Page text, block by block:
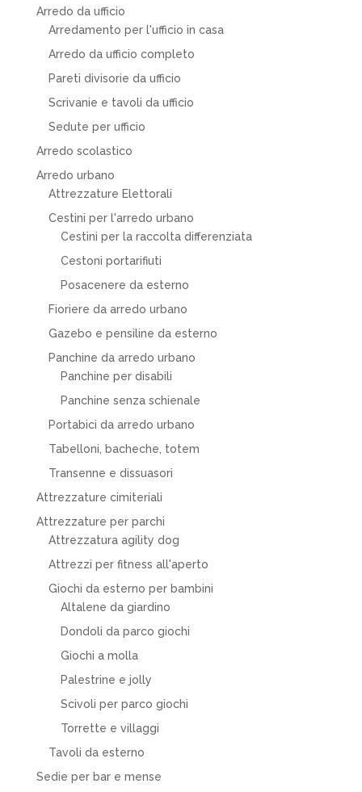
Arredo da ufficio
Arredamento per l'ufficio in casa
Arredo da ufficio completo
Pareti divisorie da ufficio
Scrivanie e tavoli da ufficio
Sedute per ufficio
Arredo scolastico
Arredo urbano
Attrezzature Elettorali
Cestini per l'arredo urbano
Cestini per la raccolta differenziata
Cestoni portarifiuti
Posacenere da esterno
Fioriere da arredo urbano
Gazebo e pensiline da esterno
Panchine da arredo urbano
Panchine per disabili
Panchine senza schienale
Portabici da arredo urbano
Tabelloni, bacheche, totem
Transenne e dissuasori
Attrezzature cimiteriali
Attrezzature per parchi
Attrezzatura agility dog
Attrezzi per fitness all'aperto
Giochi da esterno per bambini
Altalene da giardino
Dondoli da parco giochi
Giochi a molla
Palestrine e jolly
Scivoli per parco giochi
Torrette e villaggi
Tavoli da esterno
Sedie per bar e mense